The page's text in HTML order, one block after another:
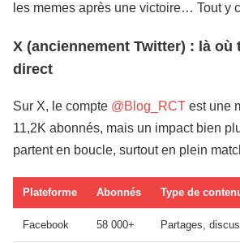
les memes après une victoire… Tout y
X (anciennement Twitter) : là où
direct
Sur X, le compte @Blog_RCT est une
11,2K abonnés, mais un impact bien
partent en boucle, surtout en plein
Plateforme Abonnés Type de
Facebook 58 000+ Partages,